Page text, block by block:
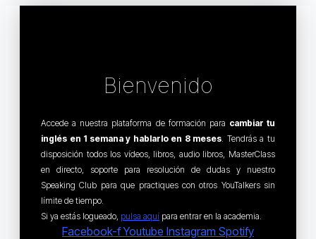
Bienvenido
Accede a nuestra plataforma de formación para cambiar tu
inglés en 1 semana y hablarlo en 8 meses . Tendrás a tu
disposición todos los vídeos, libros, audio libros, MasterClass
en directo, soporte para resolución de dudas y nuestro
Speaking Club para que practiques con otros YouTalkers sin
límite de tiempo.
Si ya estás logueado, pulsa aquí para entrar en la academia.
Facebook-f Youtube Instagram Spotify